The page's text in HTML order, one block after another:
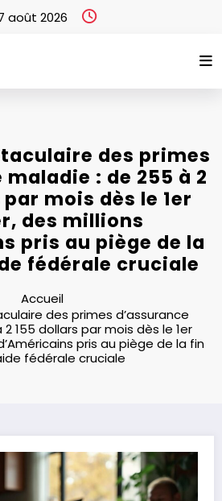
août 2026
des primes
maladie : de 255 à 2
mois dès le 1er
des millions
pris au piège de la
fédérale cruciale
Accueil
des primes d’assurance
155 dollars par mois dès le 1er
pris au piège de la fin
fédérale cruciale